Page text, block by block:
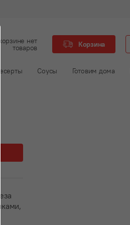
нет
товаров Корзина
Соусы Готовим дома